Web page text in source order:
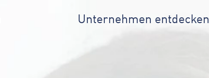
Unternehmen entdecken